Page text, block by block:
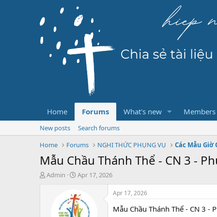
Home Forums What's new Members
New posts
Search forums
Home
Forums NGHI THỨC PHỤNG VỤ Các Mẫu Giờ
Mẫu Chầu Thánh Thể - CN 3 -
T
Admin
S
a
r
t
Apr 17, 2026
Apr 17, 2026
Mẫu Chầu Thánh Thể - CN 3 -